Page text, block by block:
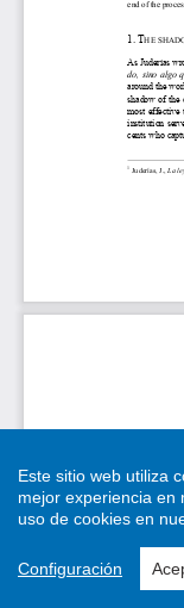
Este sitio web utiliza
mejor experiencia en
uso de cookies en
Configuración